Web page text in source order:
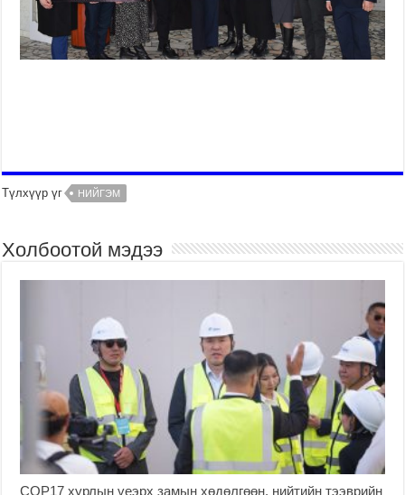
Түлхүүр үг НИЙГЭМ
Холбоотой мэдээ
COP17 хурлын үеэрх замын хөдөлгөөн, нийтийн тээврийн